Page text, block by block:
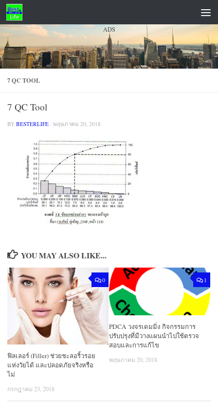
Skip to content
ADS
7 QC TOOL
7 QC Tool
BY BESTERLIFE · พฤษภาคม 20, 2018
YOU MAY ALSO LIKE...
0
ฟิลเลอร์ (Filler) ช่วยชะลอริ้วรอย
แห่งวัยได้ และปลอดภัยจริงหรือ
ไม่
กรกฎาคม 23, 2018
1
PDCA วงจรเดมมิ่ง กิจกรรมการ
ปรับปรุงที่มีวางแผนนำไปใช้ตรวจ
สอบและการแก้ไข
พฤษภาคม 20, 2018